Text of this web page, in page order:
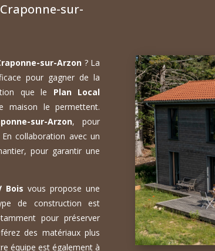
sur-
sur-Arzon? La
pour gagner de la
que le Plan Local
maison le permettent.
sur-Arzon, pour
collaboration avec un
pour garantir une
Bois vous propose une
de construction est
pour préserver
des matériaux plus
équipe est également à